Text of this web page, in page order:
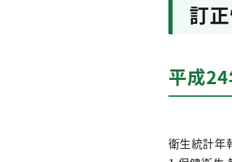
訂
平成
衛生統計年